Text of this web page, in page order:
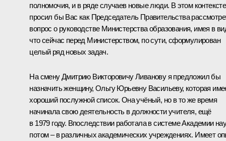
полномочия, и в ряде случаев новые люди. В этом
просил бы Вас как Председатель Правительства
вопрос о руководстве Министерства образования, имея в
что сейчас перед Министерством, по сути, сформулирован
целый ряд новых задач.
На смену Дмитрию Викторовичу Ливанову я предложил бы
назначить женщину, Ольгу Юрьевну Васильеву, которая
хороший послужной список. Она учёный, но в то же время
начинала свою деятельность в должности учителя, ещё
в 1979 году. Впоследствии работала в системе Академии
потом – в различных академических учреждениях. Имеет